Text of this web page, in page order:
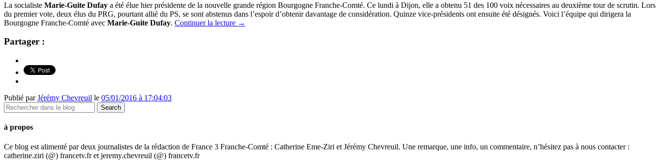
La socialiste Marie-Guite Dufay a été élue hier présidente de la nouvelle grande région Bourgogne Franche-Comté. Ce lundi à Dijon, elle a obtenu 51 des 100 voix nécessaires au deuxième tour de scrutin. Lors
du premier vote, deux élus du PRG, pourtant allié du PS, se sont abstenus dans l’espoir d’obtenir davantage de considération. Quinze vice-présidents ont ensuite été désignés. Voici l’équipe qui dirigera la
Bourgogne Franche-Comté avec Marie-Guite Dufay. Continuer la lecture →
Partager :
Publié parJérémy Chevreuil le 05/01/2016 à 17:04:03
à propos
Ce blog est alimenté par deux journalistes de la rédaction de France 3 Franche-Comté : Catherine Eme-Ziri et Jérémy Chevreuil. Une remarque, une info, un commentaire, n’hésitez pas à nous contacter :
catherine.ziri (@) francetv.fr et jeremy.chevreuil (@) francetv.fr